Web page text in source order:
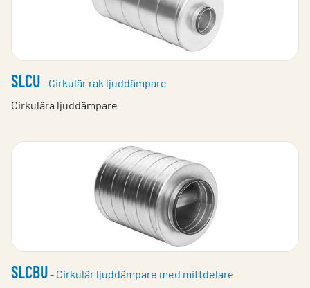
SLCU- Cirkulär rak ljuddämpare
Cirkulära ljuddämpare
SLCBU- Cirkulär ljuddämpare med mittdelare